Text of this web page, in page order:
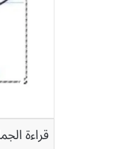
قراءة